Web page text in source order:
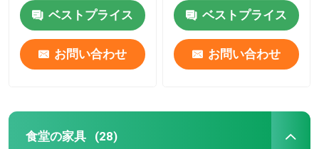
ベストプライス
お問い合わせ
ベストプライス
お問い合わせ
食堂の家具 (28)